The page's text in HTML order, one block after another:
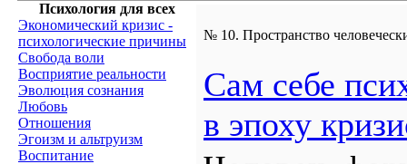
Психология для всех
Экономический кризис -
психологические причины
Свобода воли
Восприятие реальности
Эволюция сознания
Любовь
Отношения
Эгоизм и альтруизм
Воспитание
№ 10. Пространство
Сам себе
в эпоху